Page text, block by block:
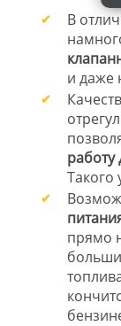
В
и даже
работу
Такого
прямо